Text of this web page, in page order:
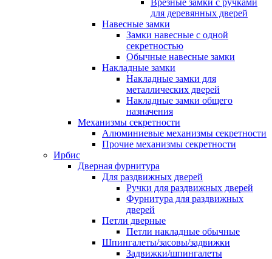
Врезные замки с ручками
для деревянных дверей
Навесные замки
Замки навесные с одной
секретностью
Обычные навесные замки
Накладные замки
Накладные замки для
металлических дверей
Накладные замки общего
назначения
Механизмы секретности
Алюминиевые механизмы секретности
Прочие механизмы секретности
Ирбис
Дверная фурнитура
Для раздвижных дверей
Ручки для раздвижных дверей
Фурнитура для раздвижных
дверей
Петли дверные
Петли накладные обычные
Шпингалеты/засовы/задвижки
Задвижки/шпингалеты